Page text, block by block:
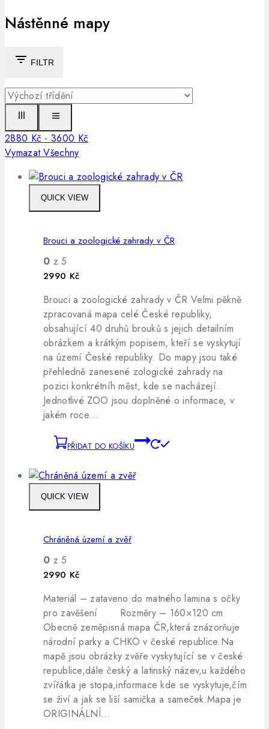
Nástěnné mapy
FILTR
2880 Kč -3600 Kč
Vymazat Všechny
QUICK VIEW
Brouci a zoologické zahrady v ČR
0 z 5
2990 Kč
Brouci a zoologické zahrady v ČR Velmi pěkně
zpracovaná mapa celé České republiky,
obsahující 40 druhů brouků s jejich detailním
obrázkem a krátkým popisem, kteří se vyskytují
na území České republiky. Do mapy jsou také
přehledně zanesené zologické zahrady na
pozici konkrétníh měst, kde se nacházejí.
Jednotlivé ZOO jsou doplněné o informace, v
jakém roce…
PŘIDAT DO KOŠÍKU
QUICK VIEW
Chráněná území a zvěř
0 z 5
2990 Kč
Materiál – zataveno do matného lamina s očky
pro zavěšení Rozměry – 160×120 cm
Obecně zeměpisná mapa ČR,která znázorňuje
národní parky a CHKO v české republice.Na
mapě jsou obrázky zvěře vyskytující se v české
republice,dále český a latinský název,u každého
zvířátka je stopa,informace kde se vyskytuje,čím
se živí a jak se liší samička a sameček.Mapa je
ORIGINÁLNÍ…